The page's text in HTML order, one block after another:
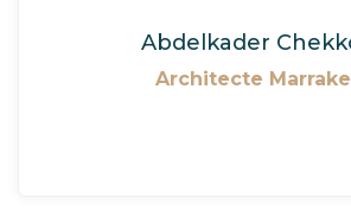
Abdelkader
Architecte